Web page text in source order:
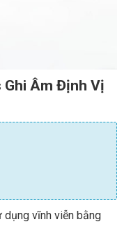
Ghi Âm Định Vị
vĩnh viễn bằng